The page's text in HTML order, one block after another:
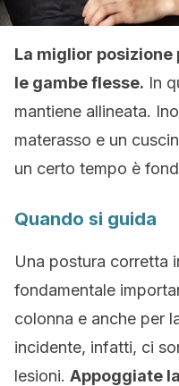
La miglior posizione
le gambe flesse. In
mantiene allineata.
materasso e un
un certo tempo è
Quando si guida
Una postura corretta
fondamentale
colonna e anche per
incidente, infatti, ci
lesioni. Appoggiate